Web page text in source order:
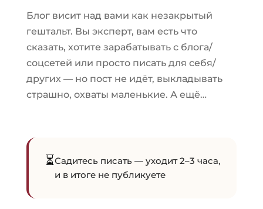
Блог висит над вами как незакрытый
гештальт. Вы эксперт, вам есть что
сказать, хотите зарабатывать с блога/
соцсетей или просто писать для себя/
других — но пост не идёт, выкладывать
страшно, охваты маленькие. А ещё…
⏳Садитесь писать — уходит 2–3 часа,
и в итоге не публикуете